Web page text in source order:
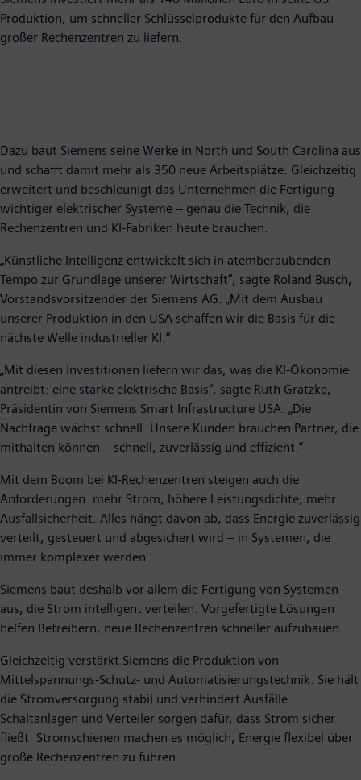
Produktion, um schneller Schlüsselprodukte für den Aufbau
großer Rechenzentren zu liefern.
Dazu baut Siemens seine Werke in North und South Carolina aus
und schafft damit mehr als 350 neue Arbeitsplätze. Gleichzeitig
erweitert und beschleunigt das Unternehmen die Fertigung
wichtiger elektrischer Systeme – genau die Technik, die
Rechenzentren und KI-Fabriken heute brauchen.
„Künstliche Intelligenz entwickelt sich in atemberaubenden
Tempo zur Grundlage unserer Wirtschaft“, sagte Roland Busch,
Vorstandsvorsitzender der Siemens AG. „Mit dem Ausbau
unserer Produktion in den USA schaffen wir die Basis für die
nächste Welle industrieller KI.“
„Mit diesen Investitionen liefern wir das, was die KI-Ökonomie
antreibt: eine starke elektrische Basis“, sagte Ruth Gratzke,
Präsidentin von Siemens Smart Infrastructure USA. „Die
Nachfrage wächst schnell. Unsere Kunden brauchen Partner, die
mithalten können – schnell, zuverlässig und effizient.“
Mit dem Boom bei KI-Rechenzentren steigen auch die
Anforderungen: mehr Strom, höhere Leistungsdichte, mehr
Ausfallsicherheit. Alles hängt davon ab, dass Energie zuverlässig
verteilt, gesteuert und abgesichert wird – in Systemen, die
immer komplexer werden.
Siemens baut deshalb vor allem die Fertigung von Systemen
aus, die Strom intelligent verteilen. Vorgefertigte Lösungen
helfen Betreibern, neue Rechenzentren schneller aufzubauen.
Gleichzeitig verstärkt Siemens die Produktion von
Mittelspannungs-Schutz- und Automatisierungstechnik. Sie hält
die Stromversorgung stabil und verhindert Ausfälle.
Schaltanlagen und Verteiler sorgen dafür, dass Strom sicher
fließt. Stromschienen machen es möglich, Energie flexibel über
große Rechenzentren zu führen.